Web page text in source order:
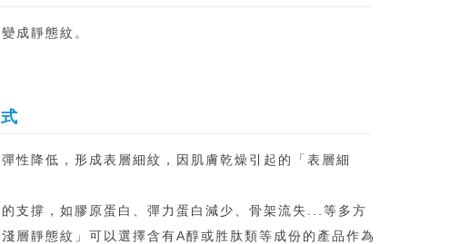
成靜態紋。
性降低，形成表層細紋，因肌膚乾燥引起的「表層細
支撐，如膠原蛋白、彈力蛋白減少、骨架流失...等多方
層靜態紋」可以選擇含有A醇或胜肽類等成份的產品作為